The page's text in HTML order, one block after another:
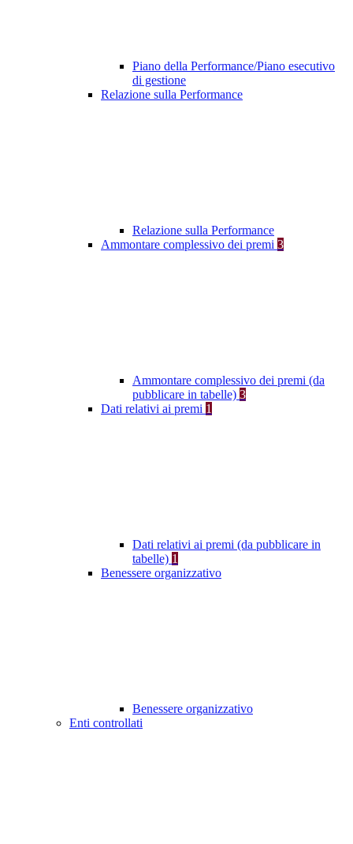
Piano della Performance/Piano esecutivo
di gestione
Relazione sulla Performance
Relazione sulla Performance
Ammontare complessivo dei premi 3
Ammontare complessivo dei premi (da
pubblicare in tabelle) 3
Dati relativi ai premi 1
Dati relativi ai premi (da pubblicare in
tabelle) 1
Benessere organizzativo
Benessere organizzativo
Enti controllati